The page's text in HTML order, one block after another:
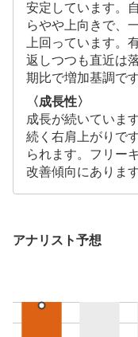
安定しています。
らやや上向きで、
上回っています。
返しつつも直近は
期比で増加基調です
〈成長性〉
成長が続いていま
続く右肩上がりで
られます。フリー
改善傾向にあります
アナリスト予想